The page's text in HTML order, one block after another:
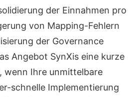
der Einnahmen pro
von Mapping-Fehlern
der Governance
Angebot SynXis eine kurze
wenn Ihre unmittelbare
schnelle Implementierung